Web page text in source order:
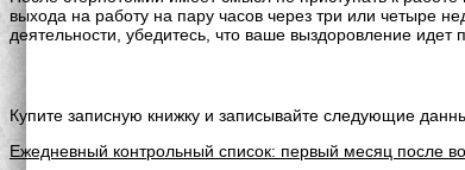
выхода на работу на пару часов через три или четыре
деятельности, убедитесь, что ваше выздоровление идет
Купите записную книжку и записывайте следующие
Ежедневный контрольный список: первый месяц после